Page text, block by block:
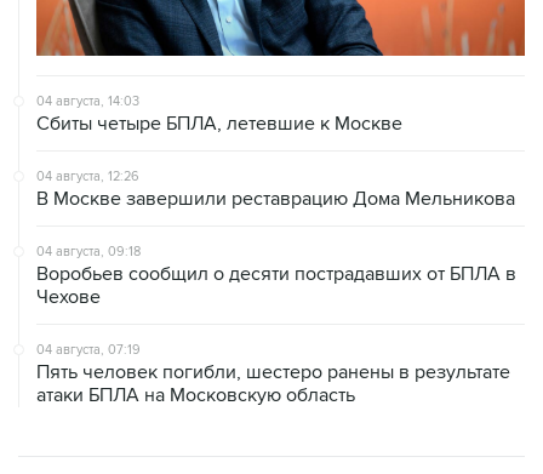
04 августа, 14:03
Сбиты четыре БПЛА, летевшие к Москве
04 августа, 12:26
В Москве завершили реставрацию Дома Мельникова
04 августа, 09:18
Воробьев сообщил о десяти пострадавших от БПЛА в
Чехове
04 августа, 07:19
Пять человек погибли, шестеро ранены в результате
атаки БПЛА на Московскую область